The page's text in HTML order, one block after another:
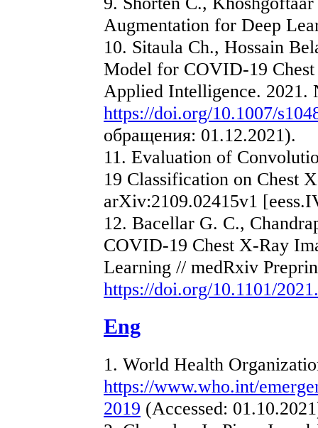
Augmentation for Deep
10. Sitaula Ch., Hossain
Model for COVID-19
Applied Intelligence. 2021.
https://doi.org/10.1007/
обращения: 01.12.2021).
11. Evaluation of
19 Classification on Chest
arXiv:2109.02415v1
12. Bacellar G. C.,
COVID-19 Chest X-Ray
Learning // medRxiv
https://doi.org/10.1101/
Eng
1. World Health
https://www.who.int/
2019 (Accessed: